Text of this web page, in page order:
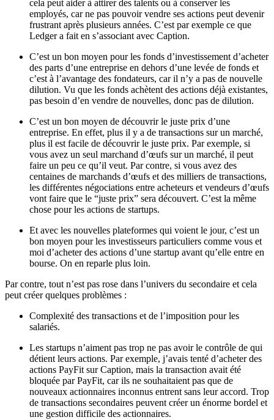
cela peut aider à attirer des talents ou à conserver les
employés, car ne pas pouvoir vendre ses actions peut devenir
frustrant après plusieurs années. C’est par exemple ce que
Ledger a fait en s’associant avec Caption.
C’est un bon moyen pour les fonds d’investissement d’acheter
des parts d’une entreprise en dehors d’une levée de fonds et
c’est à l’avantage des fondateurs, car il n’y a pas de nouvelle
dilution. Vu que les fonds achètent des actions déjà existantes,
pas besoin d’en vendre de nouvelles, donc pas de dilution.
C’est un bon moyen de découvrir le juste prix d’une
entreprise. En effet, plus il y a de transactions sur un marché,
plus il est facile de découvrir le juste prix. Par exemple, si
vous avez un seul marchand d’œufs sur un marché, il peut
faire un peu ce qu’il veut. Par contre, si vous avez des
centaines de marchands d’œufs et des milliers de transactions,
les différentes négociations entre acheteurs et vendeurs d’œufs
vont faire que le “juste prix” sera découvert. C’est la même
chose pour les actions de startups.
Et avec les nouvelles plateformes qui voient le jour, c’est un
bon moyen pour les investisseurs particuliers comme vous et
moi d’acheter des actions d’une startup avant qu’elle entre en
bourse. On en reparle plus loin.
Par contre, tout n’est pas rose dans l’univers du secondaire et cela
peut créer quelques problèmes :
Complexité des transactions et de l’imposition pour les
salariés.
Les startups n’aiment pas trop ne pas avoir le contrôle de qui
détient leurs actions. Par exemple, j’avais tenté d’acheter des
actions PayFit sur Caption, mais la transaction avait été
bloquée par PayFit, car ils ne souhaitaient pas que de
nouveaux actionnaires inconnus entrent sans leur accord. Trop
de transactions secondaires peuvent créer un énorme bordel et
une gestion difficile des actionnaires.